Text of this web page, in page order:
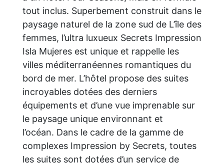
tout inclus. Superbement construit dans le
paysage naturel de la zone sud de L’île des
femmes, l’ultra luxueux Secrets Impression
Isla Mujeres est unique et rappelle les
villes méditerranéennes romantiques du
bord de mer. L’hôtel propose des suites
incroyables dotées des derniers
équipements et d’une vue imprenable sur
le paysage unique environnant et
l’océan. Dans le cadre de la gamme de
complexes Impression by Secrets, toutes
les suites sont dotées d’un service de